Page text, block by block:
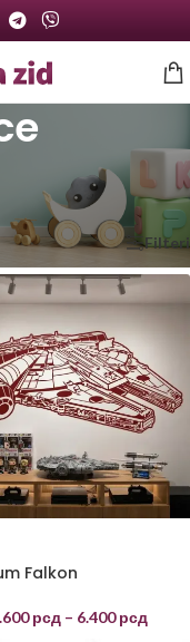
Filteri
Falkon
рсд – 6.400рсд